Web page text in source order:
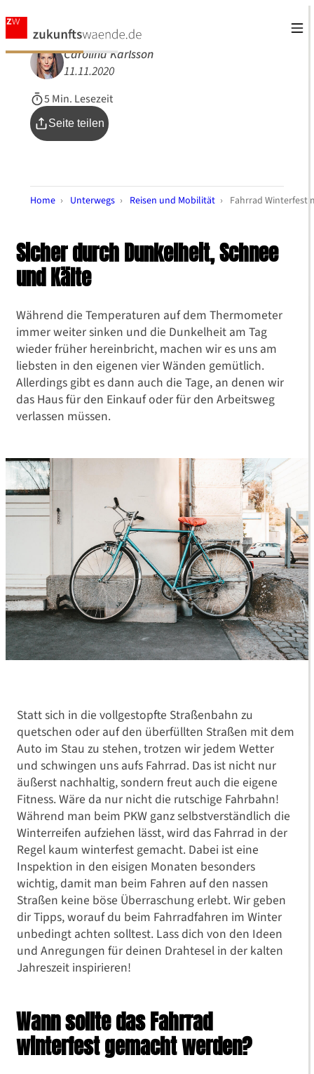
Carolina Karlsson
11.11.2020
5 Min. Lesezeit
Seite teilen
Home › Unterwegs › Reisen und Mobilität › Fahrrad Winterfest
Sicher durch Dunkelheit, Schnee
und Kälte
Während die Temperaturen auf dem Thermometer
immer weiter sinken und die Dunkelheit am Tag
wieder früher hereinbricht, machen wir es uns am
liebsten in den eigenen vier Wänden gemütlich.
Allerdings gibt es dann auch die Tage, an denen wir
das Haus für den Einkauf oder für den Arbeitsweg
verlassen müssen.
Statt sich in die vollgestopfte Straßenbahn zu
quetschen oder auf den überfüllten Straßen mit dem
Auto im Stau zu stehen, trotzen wir jedem Wetter
und schwingen uns aufs Fahrrad. Das ist nicht nur
äußerst nachhaltig, sondern freut auch die eigene
Fitness. Wäre da nur nicht die rutschige Fahrbahn!
Während man beim PKW ganz selbstverständlich die
Winterreifen aufziehen lässt, wird das Fahrrad in der
Regel kaum winterfest gemacht. Dabei ist eine
Inspektion in den eisigen Monaten besonders
wichtig, damit man beim Fahren auf den nassen
Straßen keine böse Überraschung erlebt. Wir geben
dir Tipps, worauf du beim Fahrradfahren im Winter
unbedingt achten solltest. Lass dich von den Ideen
und Anregungen für deinen Drahtesel in der kalten
Jahreszeit inspirieren!
Wann sollte das Fahrrad
winterfest gemacht werden?